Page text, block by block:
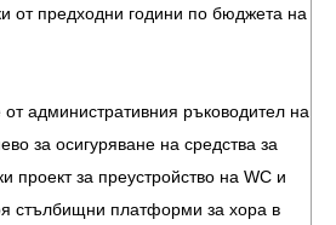
от предходни години по бюджета на
административния ръководител на
за осигуряване на средства за
проект за преустройство на WC и
стълбищни платформи за хора в